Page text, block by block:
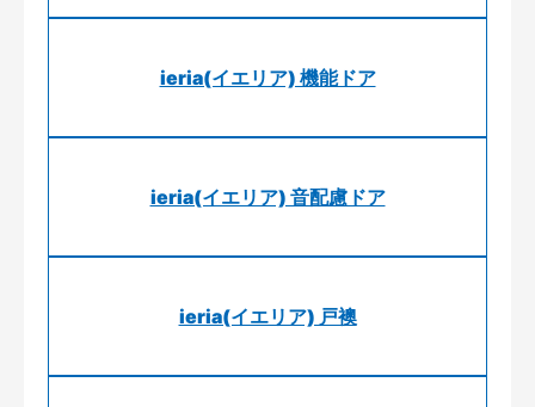
ieria(イエリア) 機能ドア
ieria(イエリア) 音配慮ドア
ieria(イエリア) 戸襖